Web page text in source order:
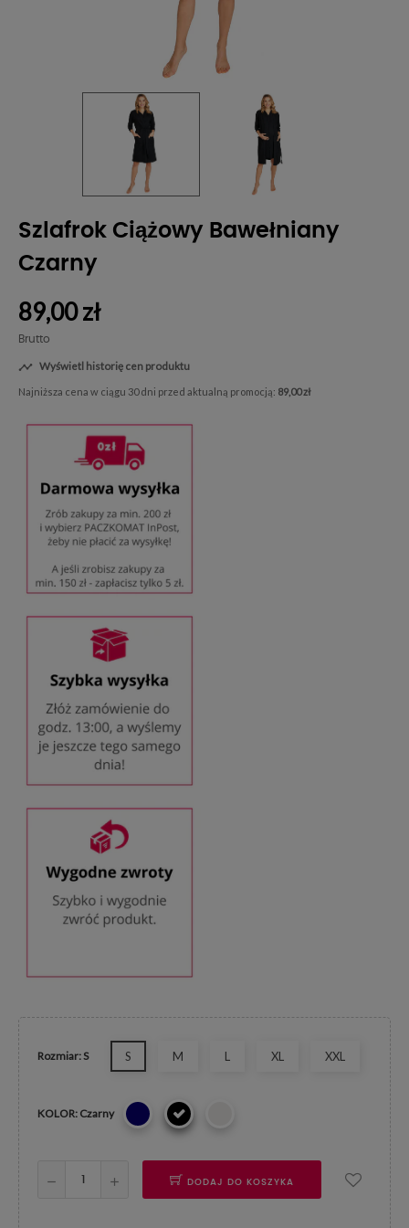
Szlafrok Ciążowy Bawełniany
Czarny
89,00 zł
Brutto
 Wyświetl historię cen produktu
Najniższa cena w ciągu 30 dni przed aktualną promocją: 89,00 zł
Rozmiar: S S M L XL XXL
KOLOR: Czarny
DODAJ DO KOSZYKA